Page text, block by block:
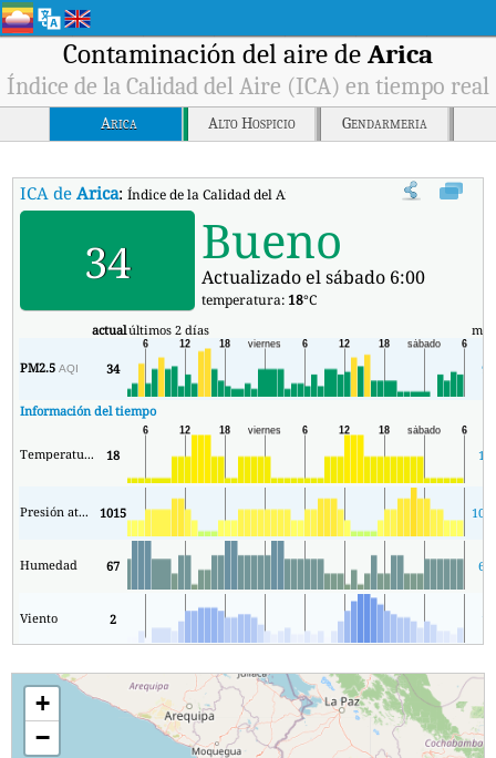
Contaminación del aire de Arica
Índice de la Calidad del Aire (ICA) en tiempo real
Arica Alto Hospicio Gendarmeria
ICA deArica:Índice de la Calidad del Aire (ICA) de Arica en tiempo real.
34 Bueno
Actualizado el sábado 6:00
temperatura: 18°C
actualúltimos 2 días
PM2.5AQI 34 9
Información del tiempo
Temperatura. 18 18
Presión atmosférica 1015
Humedad 67 60
Viento 2 1
+
−